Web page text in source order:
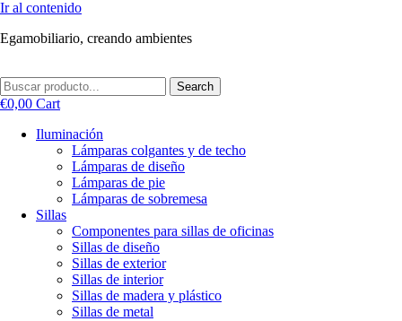
Ir al contenido
Egamobiliario, creando ambientes
Search
€0,00 Cart
Iluminación
Lámparas colgantes y de techo
Lámparas de diseño
Lámparas de pie
Lámparas de sobremesa
Sillas
Componentes para sillas de oficinas
Sillas de diseño
Sillas de exterior
Sillas de interior
Sillas de madera y plástico
Sillas de metal